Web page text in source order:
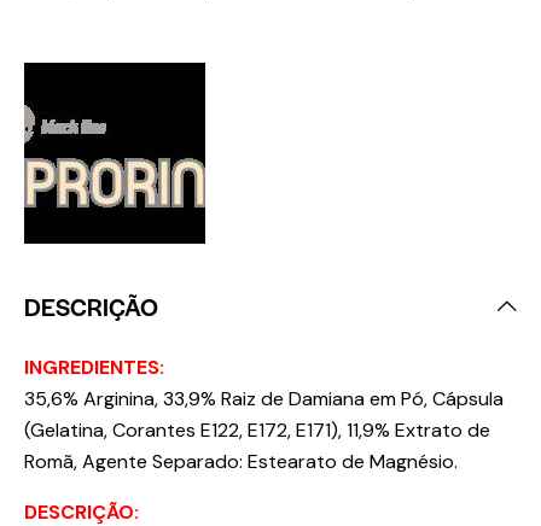
DESCRIÇÃO
INGREDIENTES:
35,6% Arginina, 33,9% Raiz de Damiana em Pó, Cápsula
(Gelatina, Corantes E122, E172, E171), 11,9% Extrato de
Romã, Agente Separado: Estearato de Magnésio.
DESCRIÇÃO: